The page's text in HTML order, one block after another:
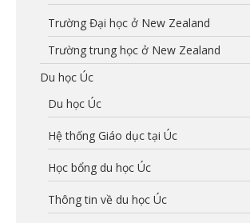
Trường Đại học ở New Zealand
Trường trung học ở New Zealand
Du học Úc
Du học Úc
Hệ thống Giáo dục tại Úc
Học bổng du học Úc
Thông tin về du học Úc